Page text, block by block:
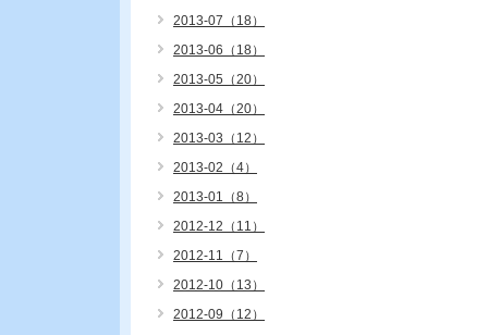
2013-07（18）
2013-06（18）
2013-05（20）
2013-04（20）
2013-03（12）
2013-02（4）
2013-01（8）
2012-12（11）
2012-11（7）
2012-10（13）
2012-09（12）